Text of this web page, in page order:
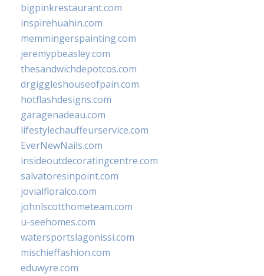
bigpinkrestaurant.com
inspirehuahin.com
memmingerspainting.com
jeremypbeasley.com
thesandwichdepotcos.com
drgiggleshouseofpain.com
hotflashdesigns.com
garagenadeau.com
lifestylechauffeurservice.com
EverNewNails.com
insideoutdecoratingcentre.com
salvatoresinpoint.com
jovialfloralco.com
johnlscotthometeam.com
u-seehomes.com
watersportslagonissi.com
mischieffashion.com
eduwyre.com